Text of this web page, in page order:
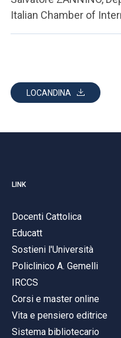
Italian Chamber of
LOCANDINA
LINK
Docenti Cattolica
Educatt
Sostieni l'Università
Policlinico A. Gemelli
IRCCS
Corsi e master online
Vita e pensiero editrice
Sistema bibliotecario